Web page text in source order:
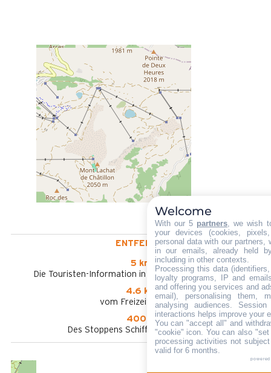
ENTFERNT :
5 km
Die Touristen-Information in Le Grand-Bornand Village
4.6 km
vom Freizeitpark aus
400 m
Des Stoppens Schiffchen im Sommer
Welcome
With our 5 partners , we wish
your devices (cookies,
personal data with our partners,
in our emails, already held
including in other contexts.
Processing this data
loyalty programs, IP and
and offering you services and
email), personalising them,
analysing audiences.
interactions helps improve your
You can "accept all" and
"cookie" icon . You can also
processing activities not
valid for 6 months.